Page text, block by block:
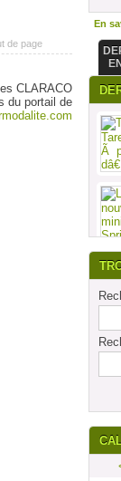
de page
CLARACO
du portail de
En